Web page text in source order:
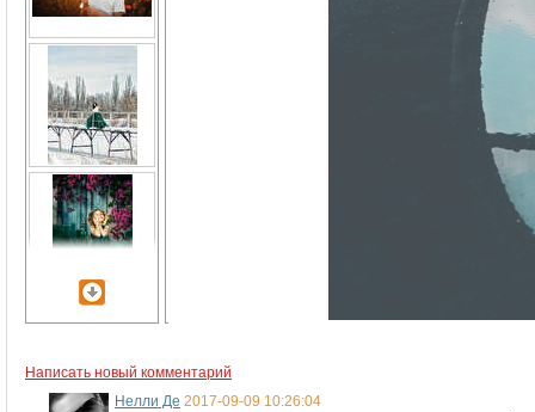
Написать новый комментарий
Нелли Де 2017-09-09 10:26:04